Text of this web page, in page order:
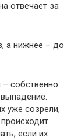
отвечает за
а нижнее – до
собственно
уже созрели,
если их